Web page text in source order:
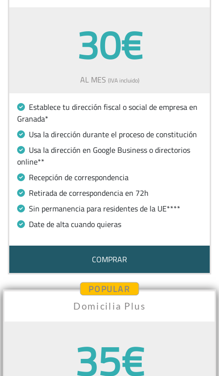
30€
AL MES (IVA incluido)
Establece tu dirección fiscal o social de empresa en
Granada*
Usa la dirección durante el proceso de constitución
Usa la dirección en Google Business o directorios
online**
Recepción de correspondencia
Retirada de correspondencia en 72h
Sin permanencia para residentes de la UE****
Date de alta cuando quieras
COMPRAR
POPULAR
Domicilia Plus
35€